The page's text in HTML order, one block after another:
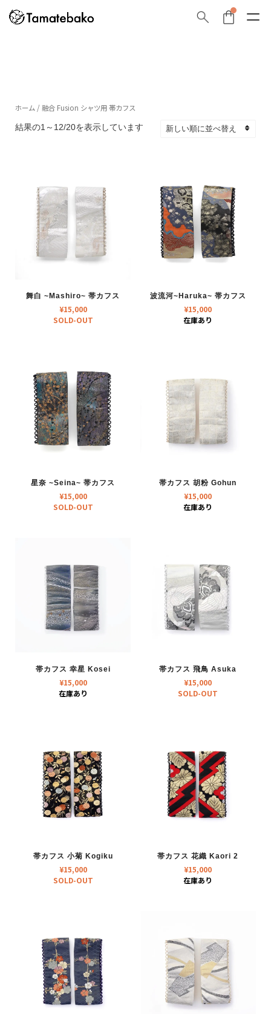
ホーム / 融合 Fusion シャツ用 帯カフス
結果の1～12/20を表示しています
舞白 ~Mashiro~ 帯カフス
¥15,000
SOLD-OUT
波流河~Haruka~ 帯カフス
¥15,000
在庫あり
星奈 ~Seina~ 帯カフス
¥15,000
SOLD-OUT
帯カフス 胡粉 Gohun
¥15,000
在庫あり
帯カフス 幸星 Kosei
¥15,000
在庫あり
帯カフス 飛鳥 Asuka
¥15,000
SOLD-OUT
帯カフス 小菊 Kogiku
¥15,000
SOLD-OUT
帯カフス 花織 Kaori 2
¥15,000
在庫あり